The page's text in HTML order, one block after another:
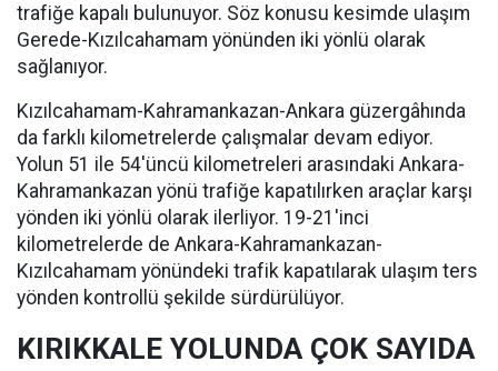
trafiğe kapalı bulunuyor. Söz konusu kesimde ulaşım
Gerede-Kızılcahamam yönünden iki yönlü olarak
sağlanıyor.
Kızılcahamam-Kahramankazan-Ankara güzergâhında
da farklı kilometrelerde çalışmalar devam ediyor.
Yolun 51 ile 54'üncü kilometreleri arasındaki Ankara-
Kahramankazan yönü trafiğe kapatılırken araçlar karşı
yönden iki yönlü olarak ilerliyor. 19-21'inci
kilometrelerde de Ankara-Kahramankazan-
Kızılcahamam yönündeki trafik kapatılarak ulaşım ters
yönden kontrollü şekilde sürdürülüyor.
KIRIKKALE YOLUNDA ÇOK SAYIDA